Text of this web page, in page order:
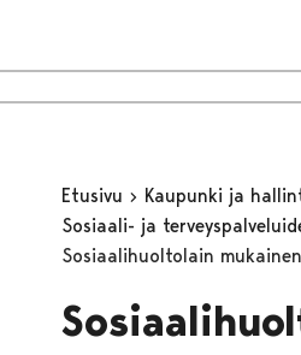
Etusivu Kaupunki ja
Sosiaali- ja
Sosiaalihuoltolain